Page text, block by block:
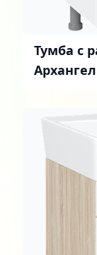
Тумба с